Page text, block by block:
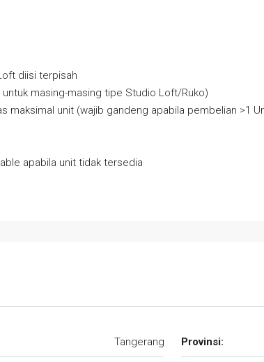
diisi terpisah
untuk masing-masing tipe Studio Loft/Ruko)
maksimal unit (wajib gandeng apabila pembelian >1
apabila unit tidak tersedia
Tangerang Provinsi: